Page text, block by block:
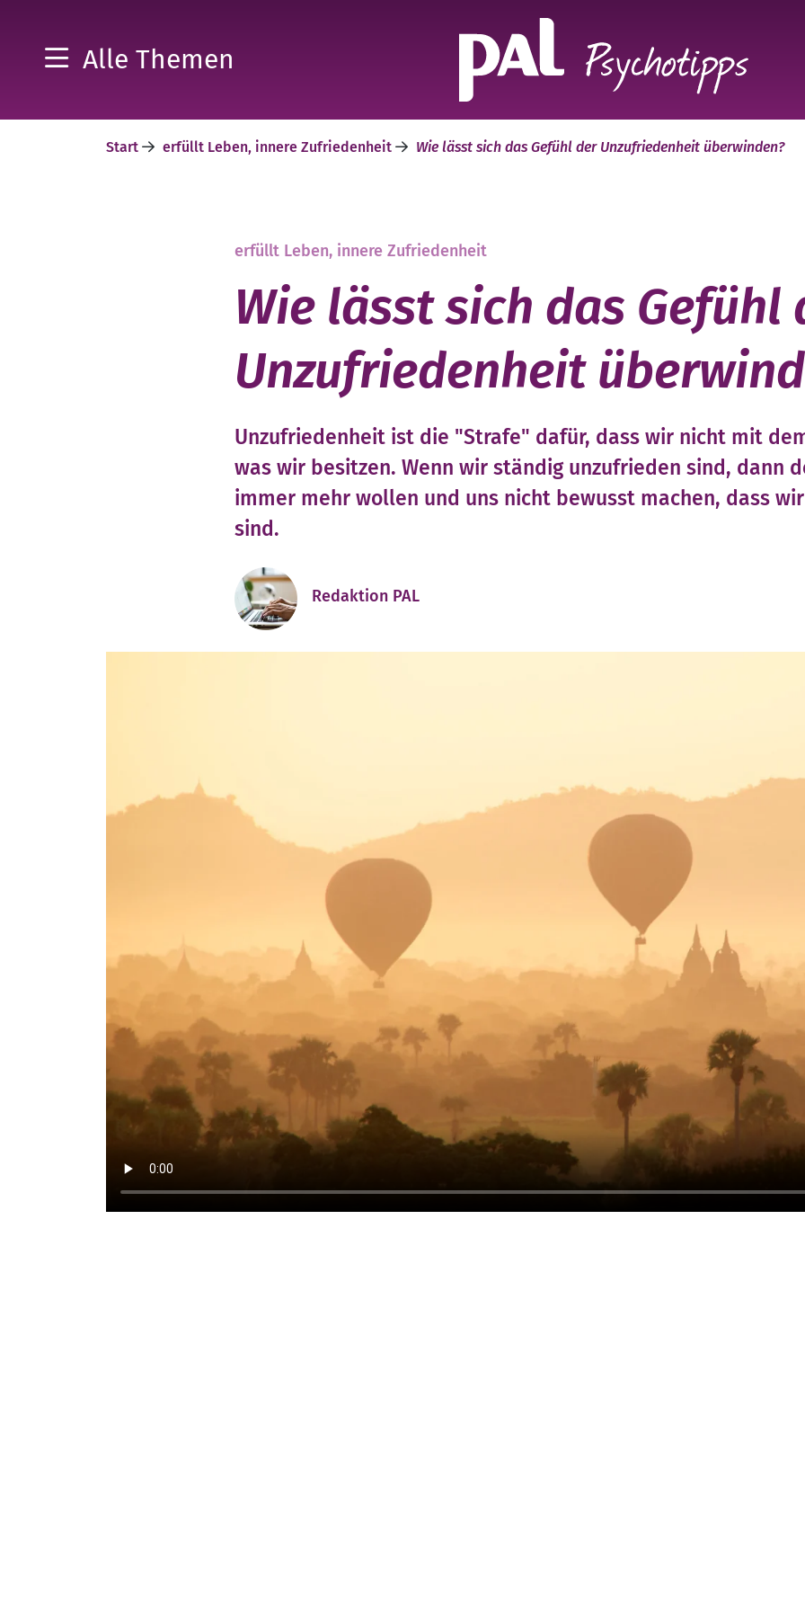
Alle Themen
Start erfüllt Leben, innere Zufriedenheit Wie lässt sich das Gefühl der Unzufriedenheit überwinden?
erfüllt Leben, innere Zufriedenheit
Wie lässt sich das Gefühl
Unzufriedenheit
Unzufriedenheit ist die "Strafe" dafür, dass wir nicht mit
was wir besitzen. Wenn wir ständig unzufrieden sind, dann
immer mehr wollen und uns nicht bewusst machen, dass
sind.
Redaktion PAL